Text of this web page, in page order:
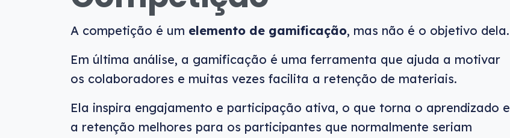
A competição é um elemento de gamificação, mas não é o objetivo dela.
Em última análise, a gamificação é uma ferramenta que ajuda a motivar
os colaboradores e muitas vezes facilita a retenção de materiais.
Ela inspira engajamento e participação ativa, o que torna o aprendizado e
a retenção melhores para os participantes que normalmente seriam